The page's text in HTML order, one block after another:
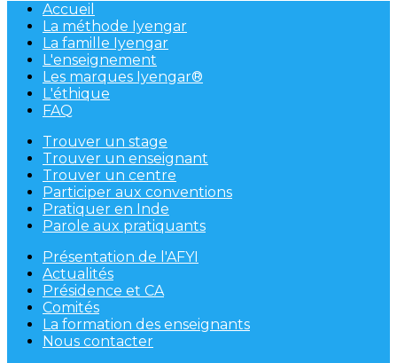
Accueil
La méthode Iyengar
La famille Iyengar
L'enseignement
Les marques Iyengar®
L'éthique
FAQ
Trouver un stage
Trouver un enseignant
Trouver un centre
Participer aux conventions
Pratiquer en Inde
Parole aux pratiquants
Présentation de l'AFYI
Actualités
Présidence et CA
Comités
La formation des enseignants
Nous contacter